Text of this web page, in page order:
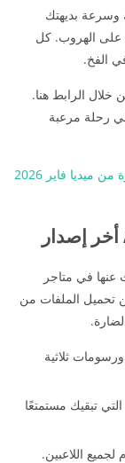
وسرعة بديهتك
على الهروب. كل
الفخ.
خلال الرابط هنا.
رحلة مرعبة
تحميل لعبة جاتا المغربية Gta Maroc مهكرة من ميديا فاير 2026
عنها في متاجر
من تحميل الملفات من
ثلاثية
تبقيك مستمتعًا
اللاعبين.